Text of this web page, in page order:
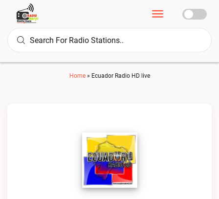
Home» Ecuador Radio HD live